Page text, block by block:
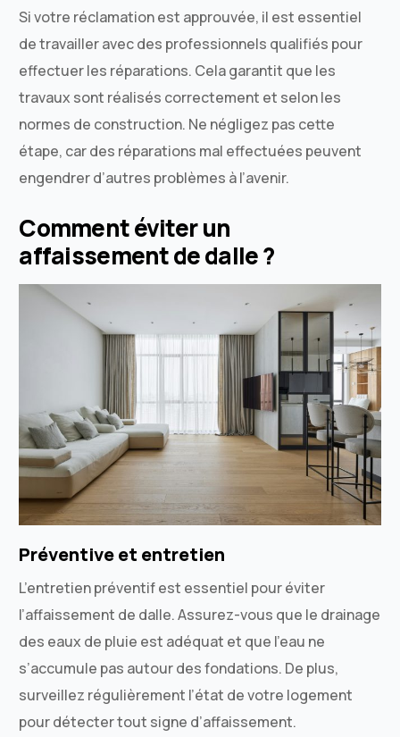
Si votre réclamation est approuvée, il est essentiel
de travailler avec des professionnels qualifiés pour
effectuer les réparations. Cela garantit que les
travaux sont réalisés correctement et selon les
normes de construction. Ne négligez pas cette
étape, car des réparations mal effectuées peuvent
engendrer d’autres problèmes à l’avenir.
Comment éviter un
affaissement de dalle ?
Préventive et entretien
L’entretien préventif est essentiel pour éviter
l’affaissement de dalle. Assurez-vous que le drainage
des eaux de pluie est adéquat et que l’eau ne
s’accumule pas autour des fondations. De plus,
surveillez régulièrement l’état de votre logement
pour détecter tout signe d’affaissement.